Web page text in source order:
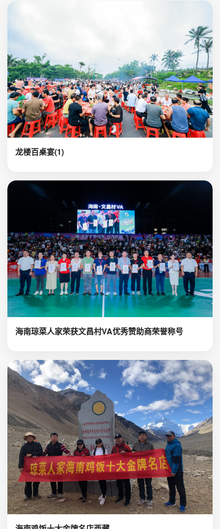
龙楼百桌宴(1)
海南琼菜人家荣获文昌村VA优秀赞助商荣誉称号